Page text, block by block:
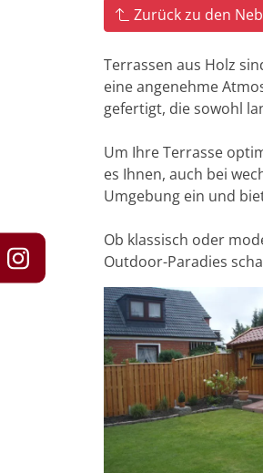
Zurück zu den
Terrassen aus Holz
eine angenehme
gefertigt, die sowohl
Um Ihre Terrasse
es Ihnen, auch bei
Umgebung ein und
Ob klassisch oder
Outdoor-Paradies